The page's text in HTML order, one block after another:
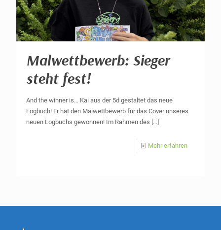
Malwettbewerb: Sieger
steht fest!
And the winner is… Kai aus der 5d gestaltet das neue
Logbuch! Er hat den Malwettbewerb für das Cover unseres
neuen Logbuchs gewonnen! Im Rahmen des […]
Mehr erfahren